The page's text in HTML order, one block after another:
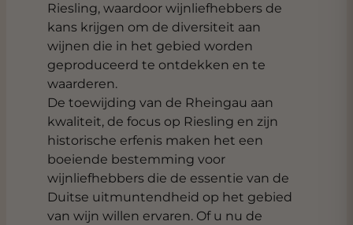
Riesling, waardoor wijnliefhebbers de
kans krijgen om de diversiteit aan
wijnen die in het gebied worden
geproduceerd te ontdekken en te
waarderen.
De toewijding van de Rheingau aan
kwaliteit, de focus op Riesling en zijn
historische erfenis maken het een
boeiende bestemming voor
wijnliefhebbers die de essentie van de
Duitse uitmuntendheid op het gebied
van wijn willen ervaren. Of u nu de